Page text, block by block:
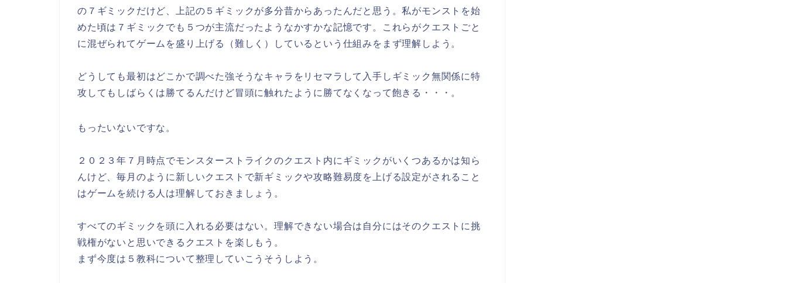
の７ギミックだけど、上記の５ギミックが多分昔からあったんだと思う。私がモンストを始
めた頃は７ギミックでも５つが主流だったようなかすかな記憶です。これらがクエストごと
に混ぜられてゲームを盛り上げる（難しく）しているという仕組みをまず理解しよう。
どうしても最初はどこかで調べた強そうなキャラをリセマラして入手しギミック無関係に特
攻してもしばらくは勝てるんだけど冒頭に触れたように勝てなくなって飽きる・・・。
もったいないですな。
２０２３年７月時点でモンスターストライクのクエスト内にギミックがいくつあるかは知ら
んけど、毎月のように新しいクエストで新ギミックや攻略難易度を上げる設定がされること
はゲームを続ける人は理解しておきましょう。
すべてのギミックを頭に入れる必要はない。理解できない場合は自分にはそのクエストに挑
戦権がないと思いできるクエストを楽しもう。
まず今度は５教科について整理していこうそうしよう。